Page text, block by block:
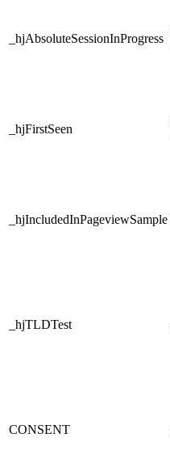
_hjAbsoluteSessionInProgress
_hjFirstSeen
_hjIncludedInPageviewSample
_hjTLDTest
CONSENT